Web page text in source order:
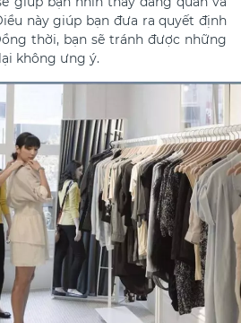
này giúp bạn đưa ra quyết định
thời, bạn sẽ tránh được những
không ưng ý.